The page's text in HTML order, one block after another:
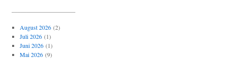
August 2026(2)
Juli 2026(1)
Juni 2026(1)
Mai 2026(9)